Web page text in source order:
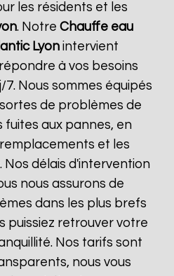
les résidents et les
. NotreChauffe eau
Lyonintervient
à vos besoins
Nous sommes équipés
de problèmes de
fuites aux pannes, en
et les
Nos délais d'intervention
nous assurons de
dans les plus brefs
puissiez retrouver votre
Nos tarifs sont
nous vous